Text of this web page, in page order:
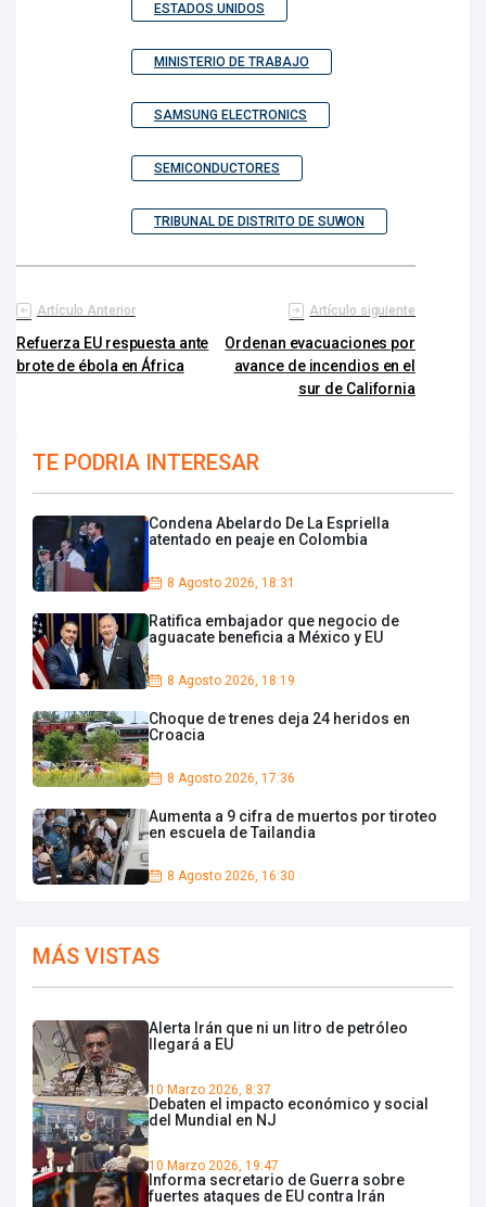
ESTADOS UNIDOS
MINISTERIO DE TRABAJO
SAMSUNG ELECTRONICS
SEMICONDUCTORES
TRIBUNAL DE DISTRITO DE SUWON
Artículo Anterior
Refuerza EU respuesta ante
brote de ébola en África
Artículo siguiente
Ordenan evacuaciones por
avance de incendios en el
sur de California
TE PODRIA INTERESAR
Condena Abelardo De La Espriella
atentado en peaje en Colombia
8 Agosto 2026, 18:31
Ratifica embajador que negocio de
aguacate beneficia a México y EU
8 Agosto 2026, 18:19
Choque de trenes deja 24 heridos en
Croacia
8 Agosto 2026, 17:36
Aumenta a 9 cifra de muertos por tiroteo
en escuela de Tailandia
8 Agosto 2026, 16:30
MÁS VISTAS
Alerta Irán que ni un litro de petróleo
llegará a EU
10 Marzo 2026, 8:37
Debaten el impacto económico y social
del Mundial en NJ
10 Marzo 2026, 19:47
Informa secretario de Guerra sobre
fuertes ataques de EU contra Irán